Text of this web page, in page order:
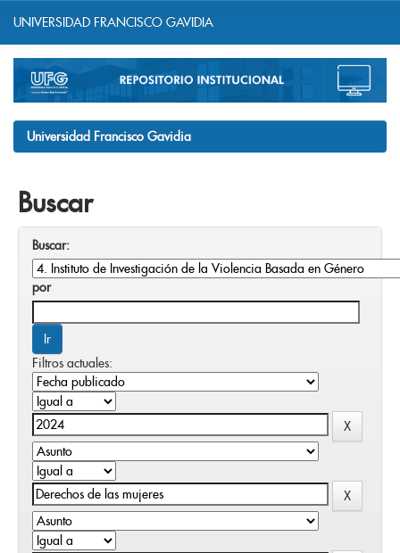
navigation
UNIVERSIDAD FRANCISCO GAVIDIA
Universidad Francisco Gavidia
Buscar
Buscar:
por
Filtros actuales: